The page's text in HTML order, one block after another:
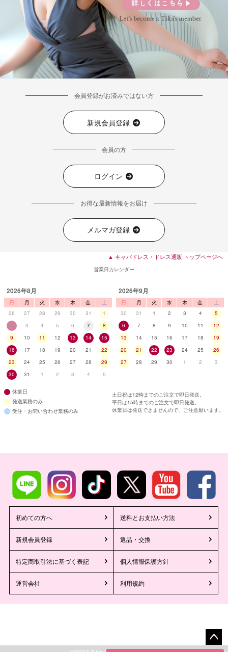
会員登録がお済みではない方
新規会員登録
会員の方
ログイン
お得な最新情報をお届け
メルマガ登録
▲ キャバドレス・ドレス通販 トップページへ
営業日カレンダー
2026年8月
日 月 火 水 木 金
土
26
27 28 29 30 31
1
2
3 4 5 6 7
8
9
10 11 12 13 14
15
16
17 18 19 20 21
22
23
24 25 26 27 28
29
30
31 1 2 3 4 5
2026年9月
日 月 火 水 木 金
土
30
31 1 2 3 4
5
6
7 8 9 10 11
12
13
14 15 16 17 18
19
20
21 22 23 24 25
26
27
28 29 30 1 2 3
休業日
発送業務のみ
受注・お問い合わせ業務のみ
土日祝は12時までのご注文で即日発送。
平日は15時までのご注文で即日発送。
休業日は発送できませんので、ご注意願います。
初めての方へ 送料とお支払い方法
新規会員登録 返品・交換
特定商取引法に基づく表記 個人情報保護方針
運営会社 利用規約